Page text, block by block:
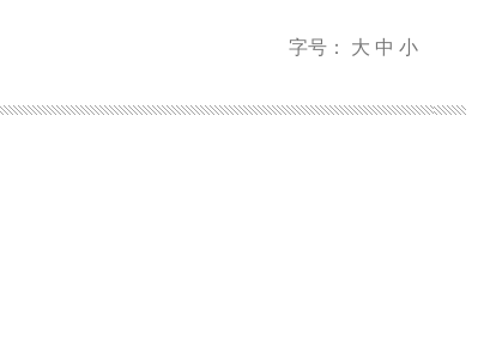
字号： 大 中 小